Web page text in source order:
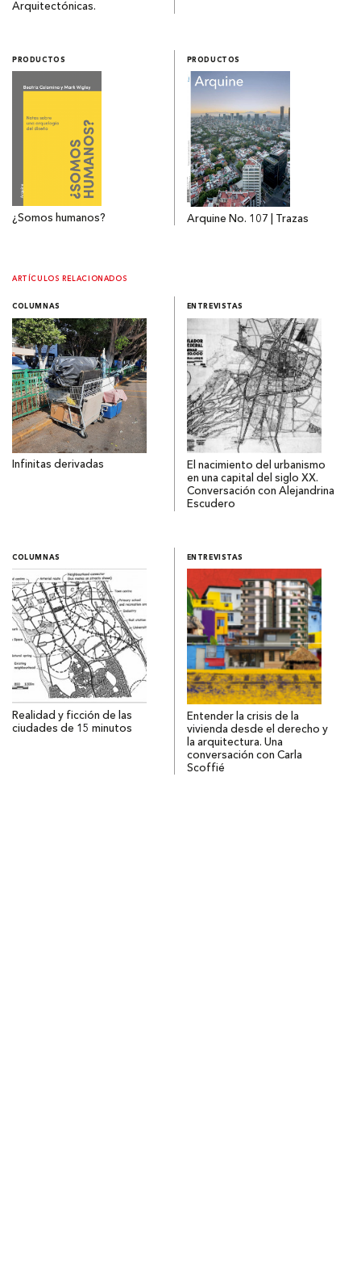
Arquitectónicas.
PRODUCTOS
¿Somos humanos?
PRODUCTOS
Arquine No. 107 | Trazas
ARTÍCULOS RELACIONADOS
COLUMNAS
Infinitas derivadas
ENTREVISTAS
El nacimiento del urbanismo
en una capital del siglo XX.
Conversación con Alejandrina
Escudero
COLUMNAS
Realidad y ficción de las
ciudades de 15 minutos
ENTREVISTAS
Entender la crisis de la
vivienda desde el derecho y
la arquitectura. Una
conversación con Carla
Scoffié